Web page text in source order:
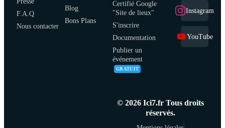
F.A.Q
Nous contacter
Blog
Bons Plans
Certifié Google
"Site de lieux"
S'inscrire
Documentation
Publier un
événement
GRATUIT
Instagram
YouTube
© 2026 Ici7.fr Tous droits
réservés.